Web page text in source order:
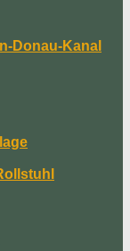
Donau-Kanal